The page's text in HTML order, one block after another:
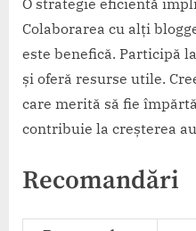
Colaborarea cu alți
este benefică. Participă
și oferă resurse utile.
care merită să fie
contribuie la creșterea
Recomandări